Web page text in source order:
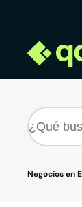
Negocios en